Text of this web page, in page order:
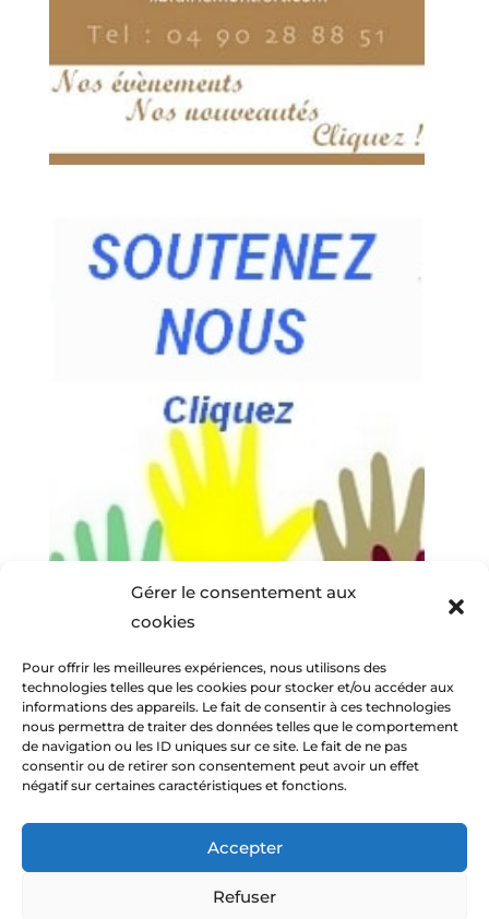
Gérer le consentement aux
cookies
Pour offrir les meilleures expériences, nous utilisons des
technologies telles que les cookies pour stocker et/ou accéder aux
informations des appareils. Le fait de consentir à ces technologies
nous permettra de traiter des données telles que le comportement
de navigation ou les ID uniques sur ce site. Le fait de ne pas
consentir ou de retirer son consentement peut avoir un effet
négatif sur certaines caractéristiques et fonctions.
Accepter
Refuser